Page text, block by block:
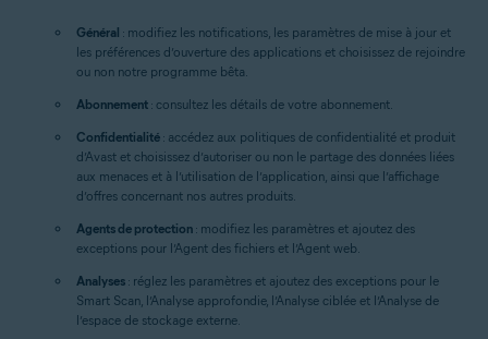
Général : modifiez les notifications, les paramètres de mise à jour et
les préférences d’ouverture des applications et choisissez de rejoindre
ou non notre programme bêta.
Abonnement : consultez les détails de votre abonnement.
Confidentialité : accédez aux politiques de confidentialité et produit
d’Avast et choisissez d’autoriser ou non le partage des données liées
aux menaces et à l’utilisation de l’application, ainsi que l’affichage
d’offres concernant nos autres produits.
Agents de protection : modifiez les paramètres et ajoutez des
exceptions pour l’Agent des fichiers et l’Agent web.
Analyses : réglez les paramètres et ajoutez des exceptions pour le
Smart Scan, l’Analyse approfondie, l’Analyse ciblée et l’Analyse de
l’espace de stockage externe.